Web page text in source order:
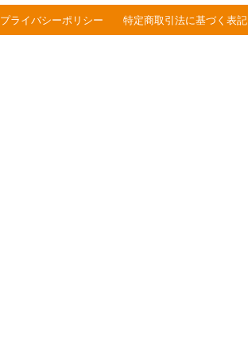
プライバシーポリシー 特定商取引法に基づく表記